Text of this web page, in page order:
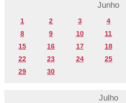
Junho
1 2 3 4
8
9 10 11
15
16 17 18
22
23 24 25
29
30
Julho